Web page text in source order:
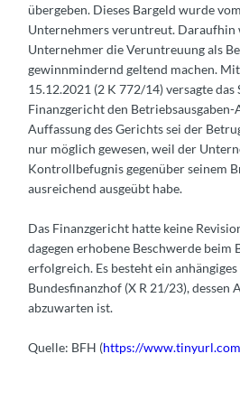
übergeben. Dieses Bargeld wurde
Unternehmers veruntreut. Daraufhin
Unternehmer die Veruntreuung als
gewinnmindernd geltend machen.
15.12.2021 (2 K 772/14) versagte das
Finanzgericht den Betriebsausgaben-
Auffassung des Gerichts sei der
nur möglich gewesen, weil der
Kontrollbefugnis gegenüber seinem
ausreichend ausgeübt habe.
Das Finanzgericht hatte keine
dagegen erhobene Beschwerde beim
erfolgreich. Es besteht ein
Bundesfinanzhof (X R 21/23), dessen
abzuwarten ist.
Quelle: BFH (https://